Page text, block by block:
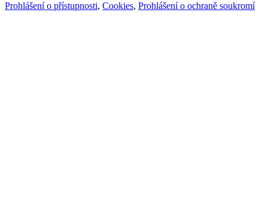
Prohlášení o přístupnosti, Cookies, Prohlášení o ochraně soukromí